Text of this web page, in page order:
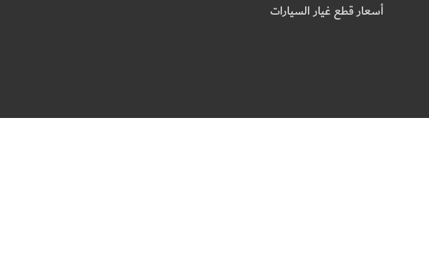
أسعار قطع غيار السيارات